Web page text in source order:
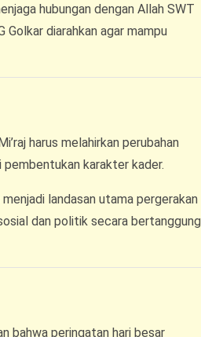
hubungan dengan Allah SWT
diarahkan agar mampu
harus melahirkan perubahan
pembentukan karakter kader.
landasan utama pergerakan
dan politik secara bertanggung
bahwa peringatan hari besar